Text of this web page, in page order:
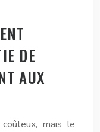
DE
AUX
mais le